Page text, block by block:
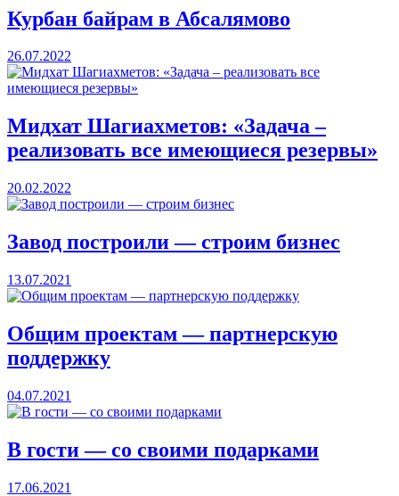
Курбан байрам в Абсалямово
26.07.2022
Мидхат Шагиахметов: «Задача –
реализовать все имеющиеся резервы»
20.02.2022
Завод построили — строим бизнес
13.07.2021
Общим проектам — партнерскую
поддержку
04.07.2021
В гости — со своими подарками
17.06.2021